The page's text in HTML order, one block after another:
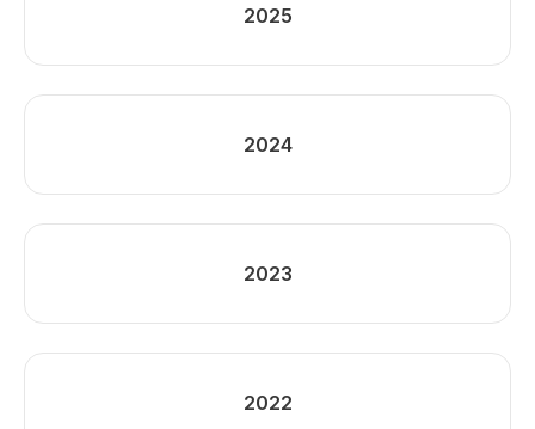
2025
2024
2023
2022